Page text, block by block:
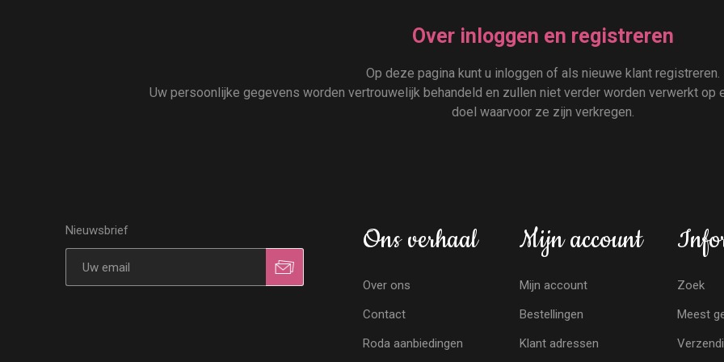
Over inloggen en registreren
Op deze pagina kunt u inloggen of als nieuwe klant registreren.
Uw persoonlijke gegevens worden vertrouwelijk behandeld en zullen niet verder worden verwerkt op
doel waarvoor ze zijn verkregen.
Nieuwsbrief Ons verhaal
Over ons
Contact
Roda aanbiedingen
Mijn account
Mijn account
Bestellingen
Klant adressen
Zoek
Meest